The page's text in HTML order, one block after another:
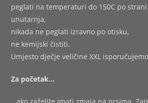
peglati na temperaturi do 150C po
unutarnja,
nikada ne peglati izravno po otisku,
ne kemijski čistiti.
Umjesto dječje veličine XXL
Za početak…